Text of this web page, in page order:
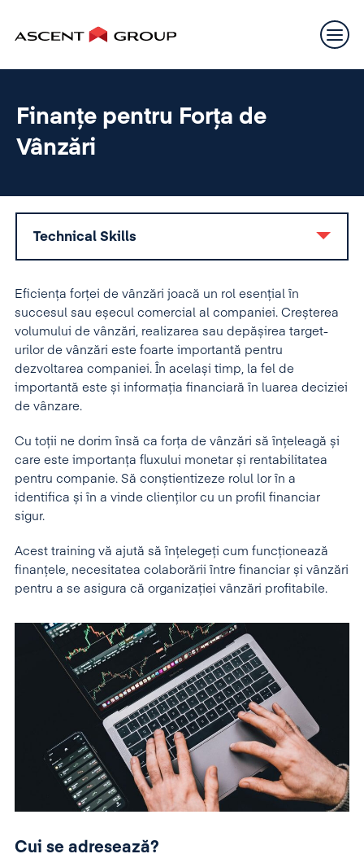
Finanțe pentru Forța de
Vânzări
Technical Skills
Eficiența forței de vânzări joacă un rol esențial în
succesul sau eșecul comercial al companiei. Creșterea
volumului de vânzări, realizarea sau depășirea target-
urilor de vânzări este foarte importantă pentru
dezvoltarea companiei. În același timp, la fel de
importantă este și informația financiară în luarea deciziei
de vânzare.
Cu toții ne dorim însă ca forța de vânzări să înțeleagă și
care este importanța fluxului monetar și rentabilitatea
pentru companie. Să conștientizeze rolul lor în a
identifica și în a vinde clienților cu un profil financiar
sigur.
Acest training vă ajută să înțelegeți cum funcționează
finanțele, necesitatea colaborării între financiar și vânzări
pentru a se asigura că organizației vânzări profitabile.
Cui se adresează?